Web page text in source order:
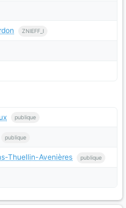
ZNIEFF_I
publique
publique
Thuellin-Avenières publique